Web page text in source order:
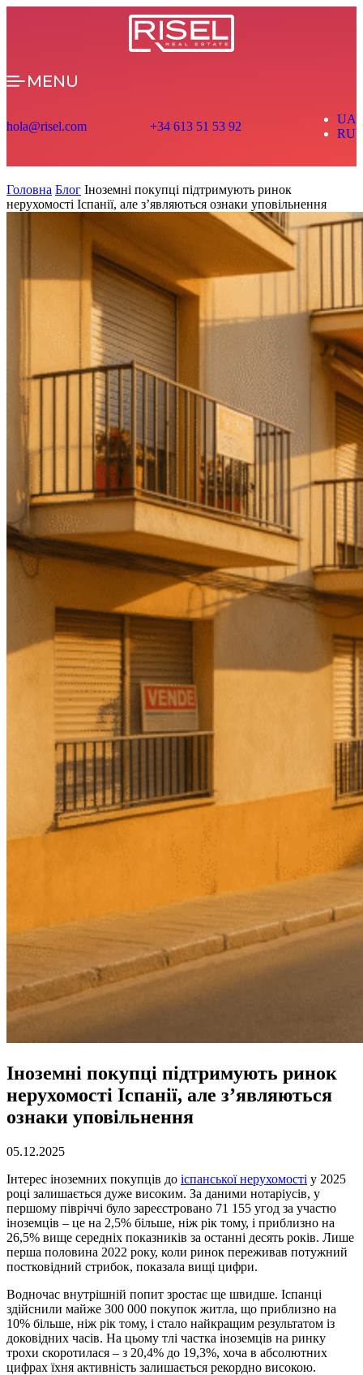
MENU
hola@risel.com +34 613 51 53 92
UA
RU
Головна Блог Іноземні покупці підтримують ринок
нерухомості Іспанії, але з’являються ознаки уповільнення
Іноземні покупці підтримують ринок
нерухомості Іспанії, але з’являються
ознаки уповільнення
05.12.2025
Інтерес іноземних покупців до іспанської нерухомості у 2025
році залишається дуже високим. За даними нотаріусів, у
першому півріччі було зареєстровано 71 155 угод за участю
іноземців – це на 2,5% більше, ніж рік тому, і приблизно на
26,5% вище середніх показників за останні десять років. Лише
перша половина 2022 року, коли ринок переживав потужний
постковідний стрибок, показала вищі цифри.
Водночас внутрішній попит зростає ще швидше. Іспанці
здійснили майже 300 000 покупок житла, що приблизно на
10% більше, ніж рік тому, і стало найкращим результатом із
доковідних часів. На цьому тлі частка іноземців на ринку
трохи скоротилася – з 20,4% до 19,3%, хоча в абсолютних
цифрах їхня активність залишається рекордно високою.